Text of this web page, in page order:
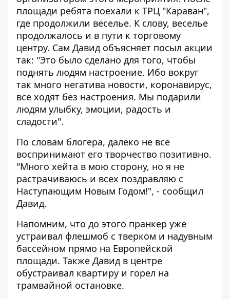
площади ребята поехали к ТРЦ "Караван",
где продолжили веселье. К слову, веселье
продолжалось и в пути к торговому
центру. Сам Давид объясняет посыл акции
так: "Это было сделано для того, чтобы
поднять людям настроение. Ибо вокруг
так много негатива новости, коронавирус,
все ходят без настроения. Мы подарили
людям улыбку, эмоции, радость и
сладости".
По словам блогера, далеко не все
воспринимают его творчество позитивно.
"Много хейта в мою сторону, но я не
растрачиваюсь и всех поздравляю с
Наступающим Новым Годом!", - сообщил
Давид.
Напомним, что до этого пранкер уже
устраивал флешмоб с тверком и надувным
бассейном прямо на Европейской
площади. Также Давид в центре
обустраивал квартиру и горел на
трамвайной остановке.